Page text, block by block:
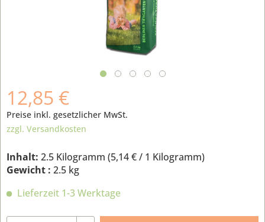
12,85 €
Preise inkl. gesetzlicher MwSt.
zzgl. Versandkosten
Inhalt: 2.5 Kilogramm (5,14 €/ 1 Kilogramm)
Gewicht : 2.5 kg
Lieferzeit 1-3 Werktage